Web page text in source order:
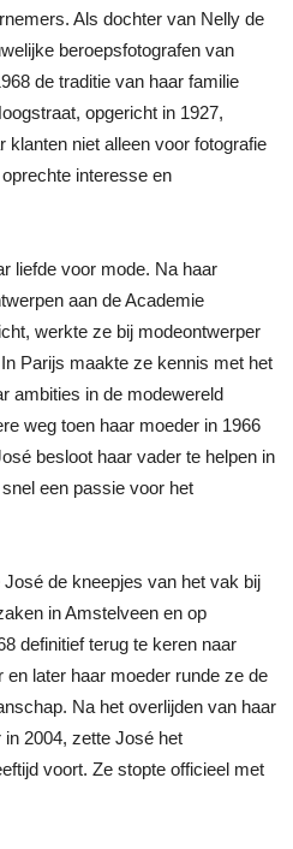
Als dochter van Nelly de
beroepsfotografen van
de traditie van haar familie
opgericht in 1927,
klanten niet alleen voor fotografie
interesse en
liefde voor mode. Na haar
aan de Academie
werkte ze bij modeontwerper
Parijs maakte ze kennis met het
ambities in de modewereld
weg toen haar moeder in 1966
besloot haar vader te helpen in
een passie voor het
de kneepjes van het vak bij
in Amstelveen en op
definitief terug te keren naar
later haar moeder runde ze de
Na het overlijden van haar
2004, zette José het
voort. Ze stopte officieel met